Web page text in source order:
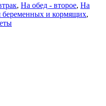
, На обед - второе, На
беременных и кормящих,